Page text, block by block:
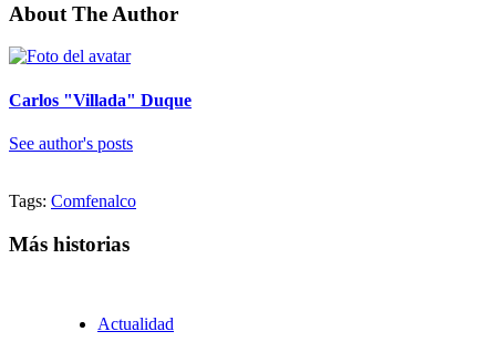
About The Author
Carlos "Villada" Duque
See author's posts
Tags: Comfenalco
Más historias
Actualidad